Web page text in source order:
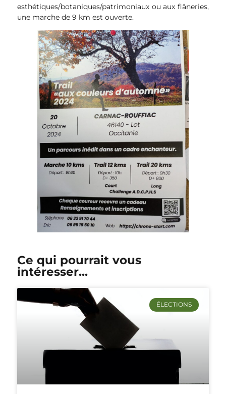
esthétiques/botaniques/patrimoniaux ou aux flâneries,
une marche de 9 km est ouverte.
Ce qui pourrait vous
intéresser...
ÉLECTIONS